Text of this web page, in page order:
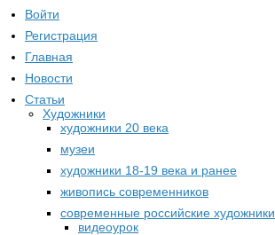
Войти
Регистрация
Главная
Новости
Статьи
Художники
художники 20 века
музеи
художники 18-19 века и ранее
живопись современников
современные российские художники
видеоурок